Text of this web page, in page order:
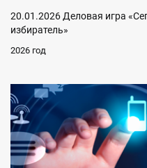
20.01.2026 Деловая игра
избиратель»
2026 год